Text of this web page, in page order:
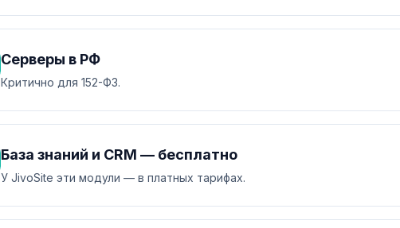
Серверы в РФ
Критично для 152-ФЗ.
База знаний и CRM — бесплатно
У JivoSite эти модули — в платных тарифах.